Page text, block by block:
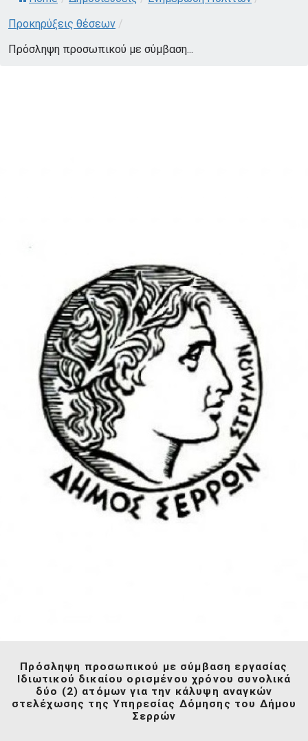
Προκηρύξεις θέσεων /
Πρόσληψη προσωπικού με σύμβαση...
Πρόσληψη προσωπικού με σύμβαση εργασίας
Ιδιωτικού δικαίου ορισμένου χρόνου συνολικά
δύο (2) ατόμων για την κάλυψη αναγκών
στελέχωσης της Υπηρεσίας Δόμησης του Δήμου
Σερρών